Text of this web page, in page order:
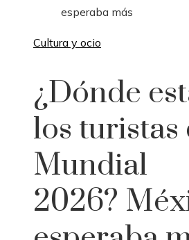
esperaba más
Cultura y ocio
¿Dónde
los turistas
Mundial
2026?